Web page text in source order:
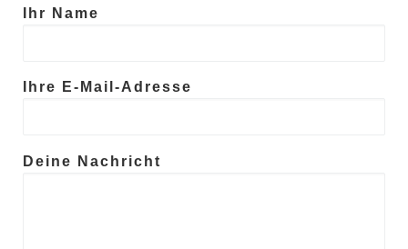
Ihr Name
Ihre E-Mail-Adresse
Deine Nachricht